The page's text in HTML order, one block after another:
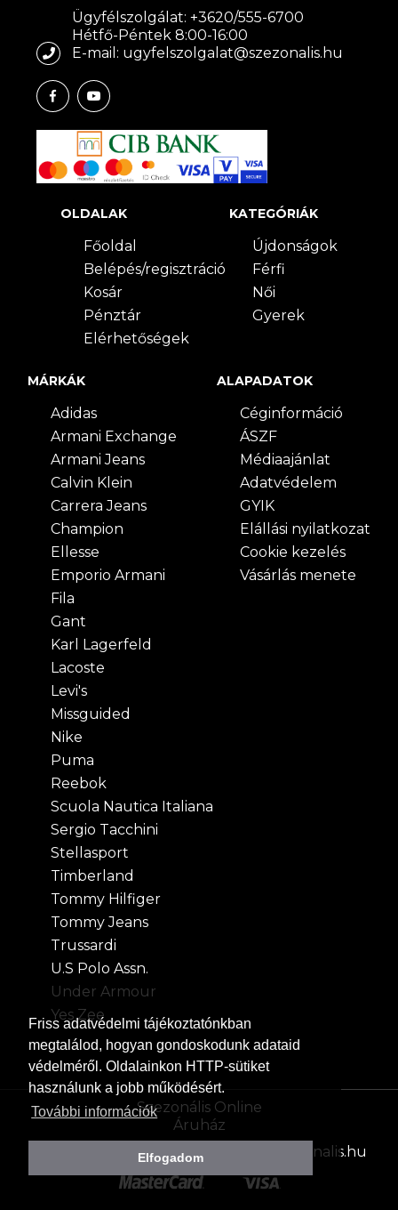
Frissadatvédelmi tájékoztatónkban
megtalálod, hogyan gondoskodunk adataid
védelméről. Oldalainkon HTTP-sütiket
használunk a jobb működésért.
További információk
Elfogadom
Ügyfélszolgálat: +3620/555-6700
Hétfő-Péntek 8:00-16:00
E-mail: ugyfelszolgalat@szezonalis.hu
OLDALAK
Főoldal
Belépés/regisztráció
Kosár
Pénztár
Elérhetőségek
KATEGÓRIÁK
Újdonságok
Férfi
Női
Gyerek
MÁRKÁK
Adidas
Armani Exchange
Armani Jeans
Calvin Klein
Carrera Jeans
Champion
Ellesse
Emporio Armani
Fila
Gant
Karl Lagerfeld
Lacoste
Levi's
Missguided
Nike
Puma
Reebok
Scuola Nautica Italiana
Sergio Tacchini
Stellasport
Timberland
Tommy Hilfiger
Tommy Jeans
Trussardi
U.S Polo Assn.
Under Armour
Yes Zee
ALAPADATOK
Céginformáció
ÁSZF
Médiaajánlat
Adatvédelem
GYIK
Elállási nyilatkozat
Cookie kezelés
Vásárlás menete
Szezonális Online
Áruház
Bővebb információt kérhet:
info@szezonalis.hu